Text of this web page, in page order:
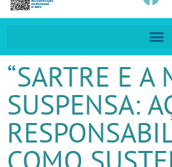
“SARTRE E A
SUSPENSA: